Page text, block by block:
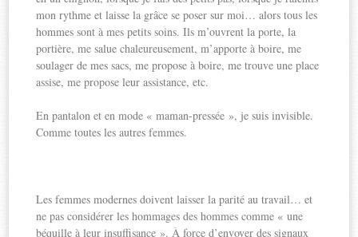
mon rythme et laisse la grâce se poser sur moi… alors tous les
hommes sont à mes petits soins. Ils m’ouvrent la porte, la
portière, me salue chaleureusement, m’apporte à boire, me
soulager de mes sacs, me propose à boire, me trouve une place
assise, me propose leur assistance, etc.
En pantalon et en mode « maman-pressée », je suis invisible.
Comme toutes les autres femmes.
Les femmes modernes doivent laisser la parité au travail… et
ne pas considérer les hommages des hommes comme « une
béquille à leur insuffisance ». À force d’envoyer des signaux